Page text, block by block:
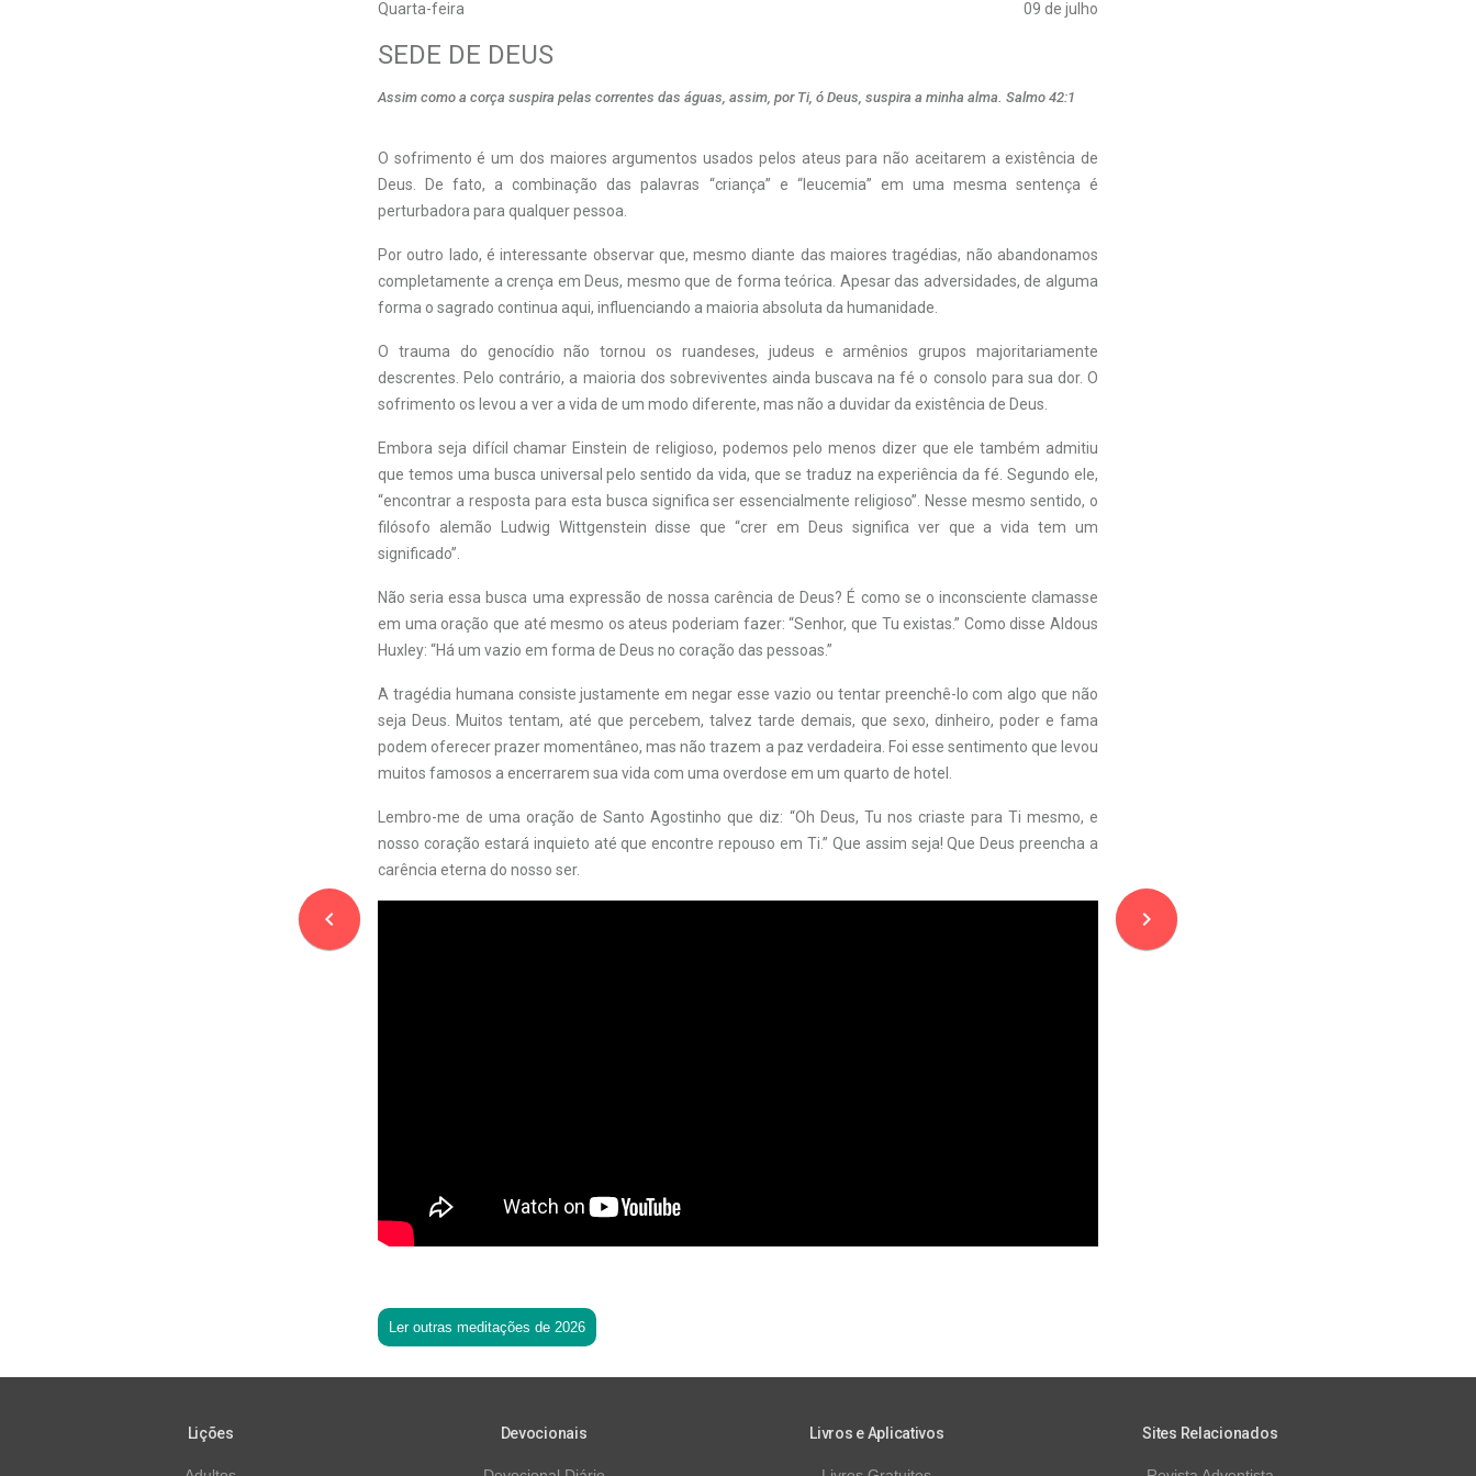
Quarta-feira 09 de julho
navigate_before
SEDE DE DEUS
Assim como a corça suspira pelas correntes das águas, assim, por Ti, ó Deus, suspira a minha alma. Salmo 42:1
O sofrimento é um dos maiores argumentos usados pelos ateus para não aceitarem a existência de
Deus. De fato, a combinação das palavras “criança” e “leucemia” em uma mesma sentença é
perturbadora para qualquer pessoa.
Por outro lado, é interessante observar que, mesmo diante das maiores tragédias, não abandonamos
completamente a crença em Deus, mesmo que de forma teórica. Apesar das adversidades, de alguma
forma o sagrado continua aqui, influenciando a maioria absoluta da humanidade.
O trauma do genocídio não tornou os ruandeses, judeus e armênios grupos majoritariamente
descrentes. Pelo contrário, a maioria dos sobreviventes ainda buscava na fé o consolo para sua dor. O
sofrimento os levou a ver a vida de um modo diferente, mas não a duvidar da existência de Deus.
Embora seja difícil chamar Einstein de religioso, podemos pelo menos dizer que ele também admitiu
que temos uma busca universal pelo sentido da vida, que se traduz na experiência da fé. Segundo ele,
“encontrar a resposta para esta busca significa ser essencialmente religioso”. Nesse mesmo sentido, o
filósofo alemão Ludwig Wittgenstein disse que “crer em Deus significa ver que a vida tem um
significado”.
Não seria essa busca uma expressão de nossa carência de Deus? É como se o inconsciente clamasse
em uma oração que até mesmo os ateus poderiam fazer: “Senhor, que Tu existas.” Como disse Aldous
Huxley: “Há um vazio em forma de Deus no coração das pessoas.”
A tragédia humana consiste justamente em negar esse vazio ou tentar preenchê-lo com algo que não
seja Deus. Muitos tentam, até que percebem, talvez tarde demais, que sexo, dinheiro, poder e fama
podem oferecer prazer momentâneo, mas não trazem a paz verdadeira. Foi esse sentimento que levou
muitos famosos a encerrarem sua vida com uma overdose em um quarto de hotel.
Lembro-me de uma oração de Santo Agostinho que diz: “Oh Deus, Tu nos criaste para Ti mesmo, e
nosso coração estará inquieto até que encontre repouso em Ti.” Que assim seja! Que Deus preencha a
carência eterna do nosso ser.
Ler outras meditações de 2026
navigate_next
Lições Devocionais Livros e Aplicativos Sites Relacionados